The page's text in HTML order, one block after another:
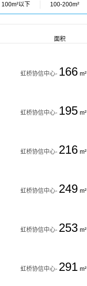
100m²以下 100-200m²
面积
虹桥协信中心- 166 m²
虹桥协信中心- 195 m²
虹桥协信中心- 216 m²
虹桥协信中心- 249 m²
虹桥协信中心- 253 m²
虹桥协信中心- 291 m²